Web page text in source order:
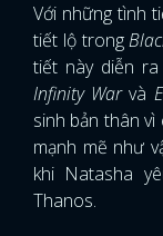
Với những tình
tiết lộ trong
tiết này diễn
Infinity Warvà
sinh bản thân vì
mạnh mẽ như
khi Natasha
Thanos.